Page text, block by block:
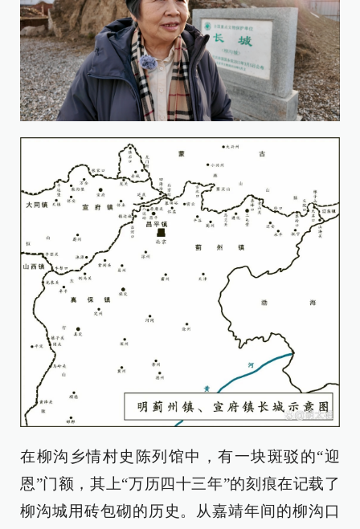
在柳沟乡情村史陈列馆中，有一块斑驳的“迎
恩”门额，其上“万历四十三年”的刻痕在记载了
柳沟城用砖包砌的历史。从嘉靖年间的柳沟口